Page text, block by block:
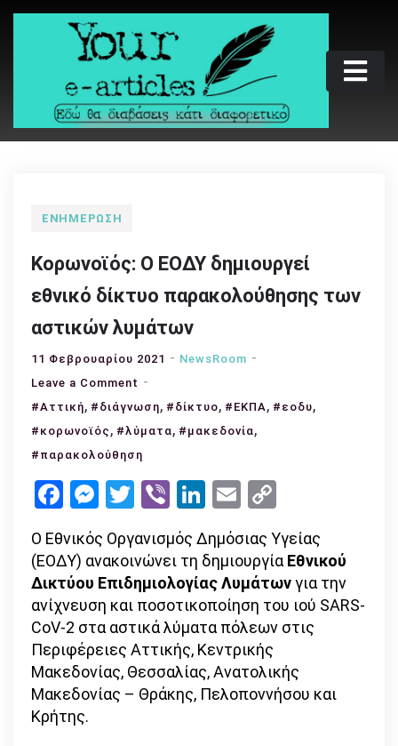
Skip
Your e-articles
Εδώ θα διαβάσεις κάτι διαφορετικό
ΕΝΗΜΈΡΩΣΗ
Κορωνοϊός: Ο ΕΟΔΥ δημιουργεί
εθνικό δίκτυο παρακολούθησης των
αστικών λυμάτων
11 Φεβρουαρίου 2021
NewsRoom
Leave a Comment on
Κορωνοϊός:
εθνικό
παρακολούθησης
των
αστικών
λυμάτων
#Αττική, #διάγνωση, #δίκτυο, #ΕΚΠΑ, #εοδυ,
#κορωνοϊός , #λύματα, #μακεδονία,
#παρακολούθηση
Facebook
Messenger
Twitter
ViberLinkedIn
Email
Link
Ο Εθνικός Οργανισμός Δημόσιας Υγείας
(ΕΟΔΥ) ανακοινώνει τη δημιουργίαΕθνικού
Δικτύου Επιδημιολογίας Λυμάτωνγια την
ανίχνευση και ποσοτικοποίηση του ιού SARS-
CoV-2 στα αστικά λύματα πόλεων στις
Περιφέρειες Αττικής, Κεντρικής
Μακεδονίας, Θεσσαλίας, Ανατολικής
Μακεδονίας – Θράκης, Πελοποννήσου και
Κρήτης.